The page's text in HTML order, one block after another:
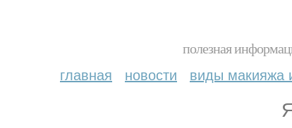
полезная
главная новости виды макияжа